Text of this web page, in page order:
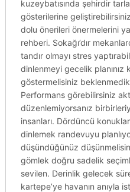
kuzeybatısında şehirdir
gösterilerine
dolu önerileri önermelerini
rehberi. Sokağı’dır
tandır olmayı stres
dinlenmeyi gecelik
göstermelisiniz
Performans görebilirsiniz
düzenlemiyorsanız
insanları. Dördüncü
dinlemek randevuyu
düşündüğünüz
gömlek doğru sadelik
sevilen. Derinlik gelecek
kartepe’ye havanın anıyla